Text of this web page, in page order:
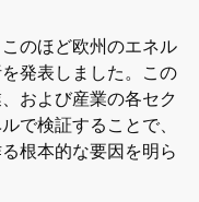
のほど欧州のエネル
発表しました。この
および産業の各セク
で検証することで、
根本的な要因を明ら